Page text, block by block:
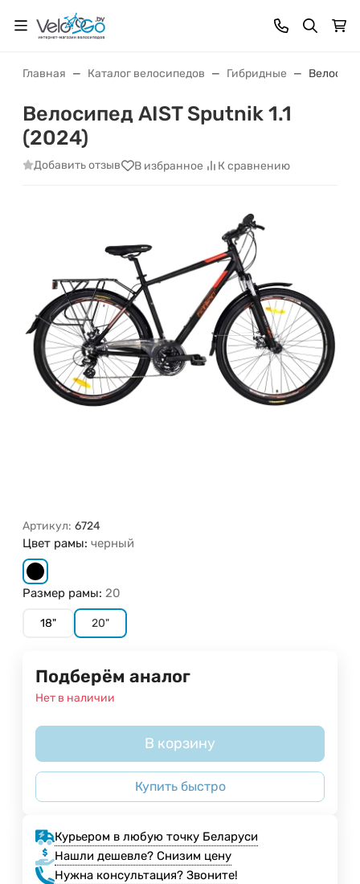
Главная Каталог велосипедов Гибридные
Велосипед AIST Sputnik 1.1
(2024)
Добавить отзыв В избранное К сравнению
Артикул: 6724
Цвет рамы: черный
Размер рамы: 20
18" 20"
Подберём аналог
Нет в наличии
В корзину
Купить быстро
Курьером в любую точку Беларуси
Нашли дешевле? Снизим цену
Нужна консультация? Звоните!